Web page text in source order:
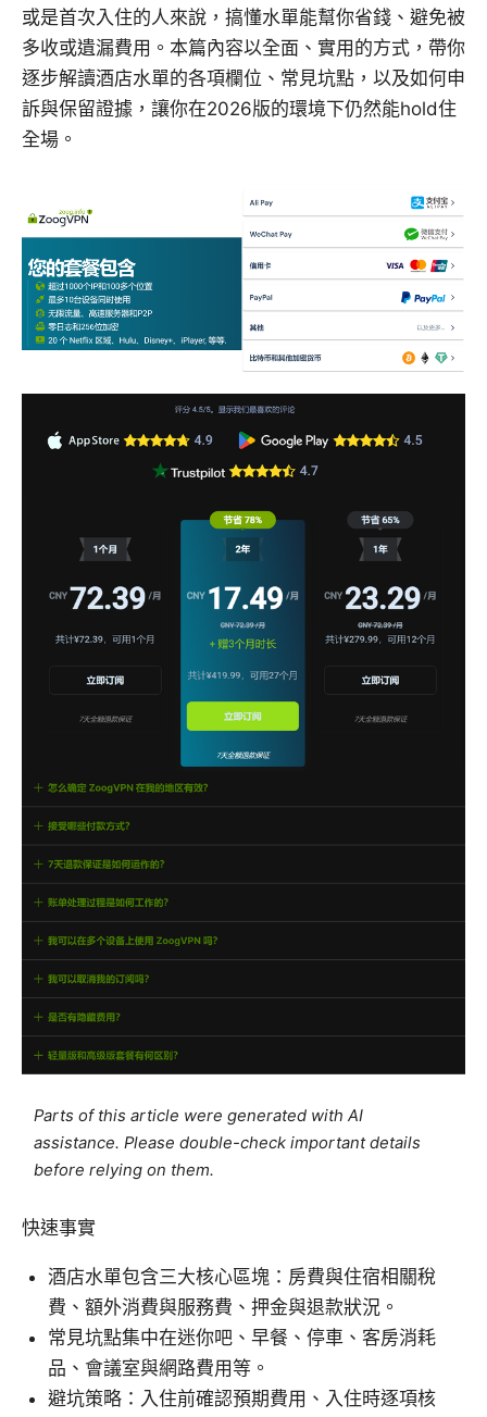
或是首次入住的人來說，搞懂水單能幫你省錢、避免被
多收或遺漏費用。本篇內容以全面、實用的方式，帶你
逐步解讀酒店水單的各項欄位、常見坑點，以及如何申
訴與保留證據，讓你在2026版的環境下仍然能hold住
全場。
Parts of this article were generated with AI
assistance. Please double-check important details
before relying on them.
快速事實
酒店水單包含三大核心區塊：房費與住宿相關稅
費、額外消費與服務費、押金與退款狀況。
常見坑點集中在迷你吧、早餐、停車、客房消耗
品、會議室與網路費用等。
避坑策略：入住前確認預期費用、入住時逐項核